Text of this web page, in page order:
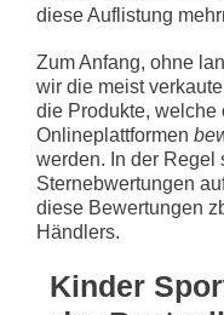
diese Auflistung
Zum Anfang, ohne
wir die meist
die Produkte, welche
Onlineplattformen
werden. In der Regel
Sternebwertungen
diese Bewertungen
Händlers.
Kinder